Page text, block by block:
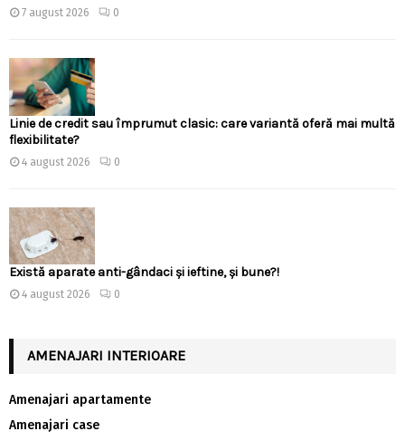
7 august 2026 0
Linie de credit sau împrumut clasic: care variantă oferă mai multă
flexibilitate?
4 august 2026 0
Există aparate anti-gândaci și ieftine, și bune?!
4 august 2026 0
AMENAJARI INTERIOARE
Amenajari apartamente
Amenajari case